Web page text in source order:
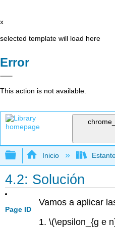
x
selected template will load here
Error
This action is not available.
Expandir/contraer
Inicio
4.2: Solución
Page ID
Vamos a aplicar
1. \(\epsilon_{g e